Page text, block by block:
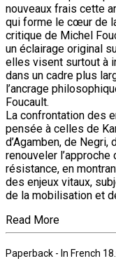
nouveaux frais cette
qui forme le cœur de
critique de Michel
un éclairage original
elles visent surtout à
dans un cadre plus
l’ancrage
Foucault.
La confrontation des
pensée à celles de
d’Agamben, de
renouveler
résistance, en
des enjeux vitaux,
de la mobilisation et
Read More
Paperback - In French